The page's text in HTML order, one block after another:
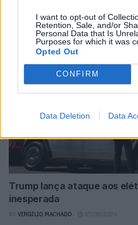
I want to opt-out of
Retention, Sale, and/or
Personal Data that Is
Purposes for which it was
Opted Out
CONFIRM
Data Deletion Data
elétrico da Bentley
VIRGILIO MACHADO 08/08/2026
Trump lança ataque aos
inesperada
VIRGILIO MACHADO